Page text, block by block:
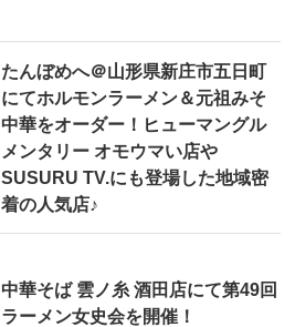
たんぼめへ＠山形県新庄市五日町
にてホルモンラーメン＆元祖みそ
中華をオーダー！ヒューマングル
メンタリー オモウマい店や
SUSURU TV.にも登場した地域密
着の人気店♪
中華そば 雲ノ糸 酒田店にて第49回
ラーメン女史会を開催！